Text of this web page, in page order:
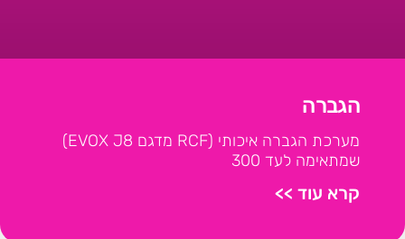
הגברה
מערכת הגברה איכותי (RCF מדגם EVOX J8)
שמתאימה לעד 300
קרא עוד >>